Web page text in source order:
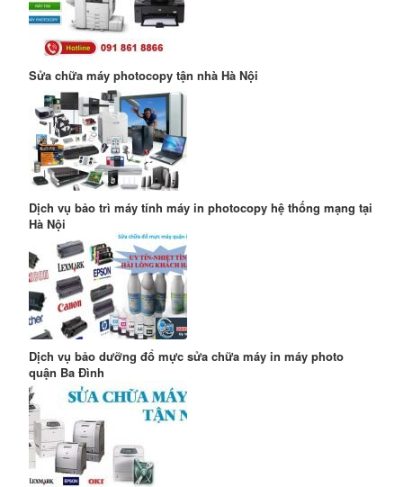
Sửa chữa máy photocopy tận nhà Hà Nội
Dịch vụ bảo trì máy tính máy in photocopy hệ thống mạng tại
Hà Nội
Dịch vụ bảo dưỡng đổ mực sửa chữa máy in máy photo
quận Ba Đình